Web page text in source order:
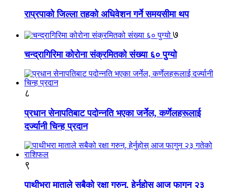
राप्रपाको जिल्ला तहको अधिवेशन गर्ने समयसीमा थप
७
चन्द्रागिरिमा कोरोना संक्रमितको संख्या ६० पुग्यो
८
प्रधान सेनापतिबाट पदोन्नति भएका जर्नेल, कर्णेलहरूलाई
दर्ज्यानी चिन्ह प्रदान
९
पाथीभरा माताले सबैको रक्षा गरुन्, हेर्नुहोस् आज फागुन २३